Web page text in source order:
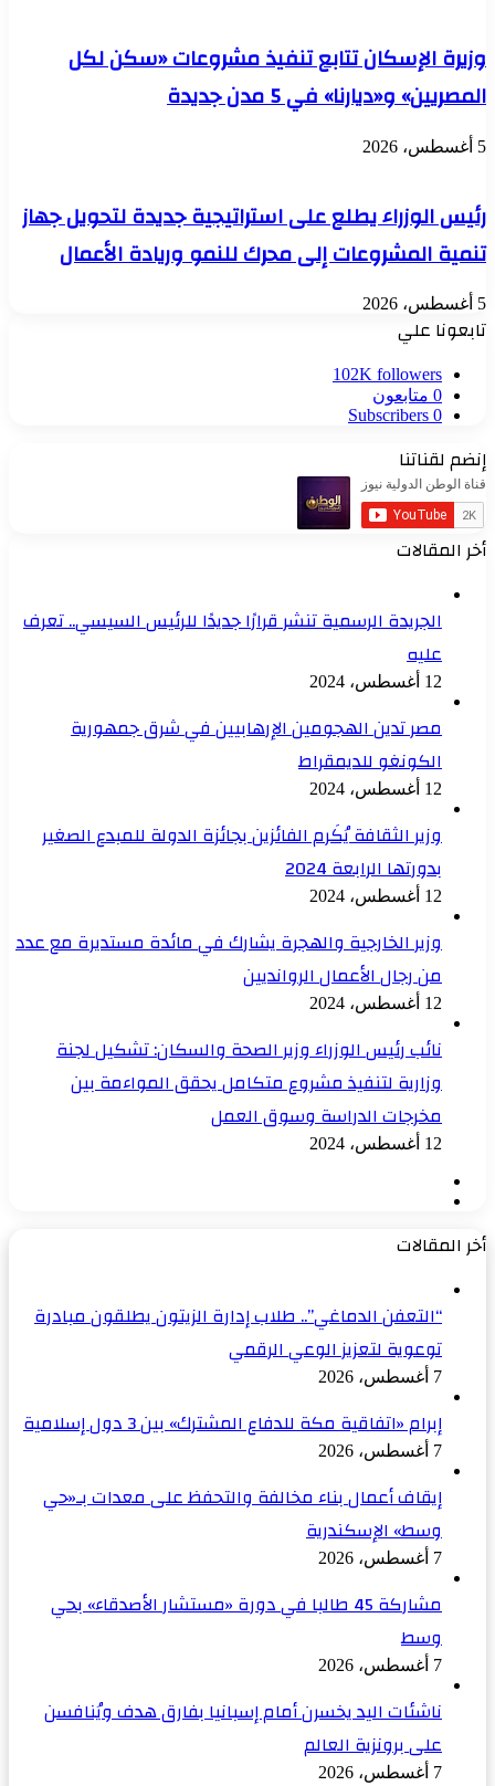
وزيرة الإسكان تتابع تنفيذ مشروعات «سكن لكل
المصريين» و«ديارنا» في 5 مدن جديدة
5 أغسطس، 2026
رئيس الوزراء يطلع على استراتيجية جديدة لتحويل جهاز
تنمية المشروعات إلى محرك للنمو وريادة الأعمال
5 أغسطس، 2026
تابعونا علي
102K followers
0 متابعون
0
Subscribers
إنضم لقناتنا
أخر المقالات
الجريدة الرسمية تنشر قرارًا جديدًا للرئيس السيسي.. تعرف
عليه
12 أغسطس، 2024
مصر تدين الهجومين الإرهابيين في شرق جمهورية
الكونغو للديمقراط
12 أغسطس، 2024
وزير الثقافة يُكَرم الفائزين بجائزة الدولة للمبدع الصغير
بدورتها الرابعة 2024
12 أغسطس، 2024
وزير الخارجية والهجرة يشارك في مائدة مستديرة مع عدد
من رجال الأعمال الروانديين
12 أغسطس، 2024
نائب رئيس الوزراء وزير الصحة والسكان: تشكيل لجنة
وزارية لتنفيذ مشروع متكامل يحقق المواءمة بين
مخرجات الدراسة وسوق العمل
12 أغسطس، 2024
أخر المقالات
“التعفن الدماغي”.. طلاب إدارة الزيتون يطلقون مبادرة
توعوية لتعزيز الوعي الرقمي
7 أغسطس، 2026
إبرام «اتفاقية مكة للدفاع المشترك» بين 3 دول إسلامية
7 أغسطس، 2026
إيقاف أعمال بناء مخالفة والتحفظ على معدات بـ«حي
وسط» الإسكندرية
7 أغسطس، 2026
مشاركة 45 طالبا في دورة «مستشار الأصدقاء» بحي
وسط
7 أغسطس، 2026
ناشئات اليد يخسرن أمام إسبانيا بفارق هدف ويُنافسن
على برونزية العالم
7 أغسطس، 2026